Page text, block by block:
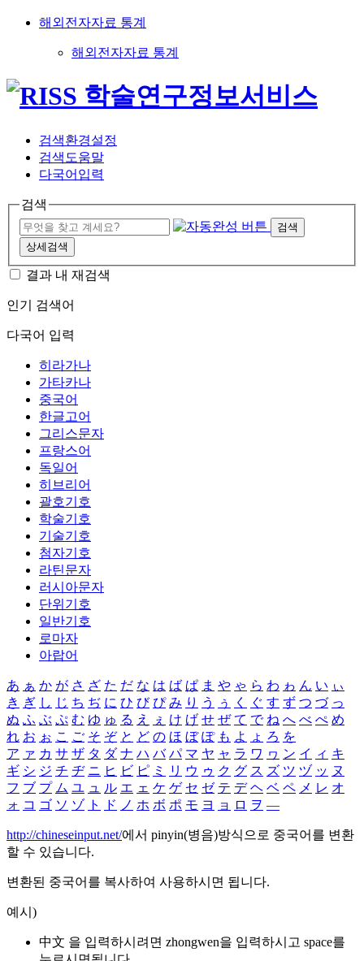
해외전자자료 통계
해외전자자료 통계
검색환경설정
검색도움말
다국어입력
검색
검색
상세검색
결과 내 재검색
인기 검색어
다국어 입력
히라가나
가타카나
중국어
한글고어
그리스문자
프랑스어
독일어
히브리어
괄호기호
학술기호
기술기호
첨자기호
라틴문자
러시아문자
단위기호
일반기호
로마자
아랍어
あ ぁ か が さ ざ た だ な は ば ぱ ま や ゃ ら わ ゎ ん い ぃ
き ぎ し じ ち ぢ に ひ び ぴ み り う ぅ く ぐ す ず つ づ っ
ぬ ふ ぶ ぷ む ゆ ゅ る え ぇ け げ せ ぜ て で ね へ べ ぺ め
れ お ぉ こ ご そ ぞ と ど の ほ ぼ ぽ も よ ょ ろ を
ア ァ カ サ ザ タ ダ ナ ハ バ パ マ ヤ ャ ラ ワ ヮ ン イ ィ キ
ギ シ ジ チ ヂ ニ ヒ ビ ピ ミ リ ウ ゥ ク グ ス ズ ツ ヅ ッ ヌ
フ ブ プ ム ユ ュ ル エ ェ ケ ゲ セ ゼ テ デ ヘ ベ ペ メ レ オ
ォ コ ゴ ソ ゾ ト ド ノ ホ ボ ポ モ ヨ ョ ロ ヲ ―
http://chineseinput.net/에서 pinyin(병음)방식으로 중국어를 변환
할 수 있습니다.
변환된 중국어를 복사하여 사용하시면 됩니다.
예시)
中文 을 입력하시려면 zhongwen을 입력하시고 space를